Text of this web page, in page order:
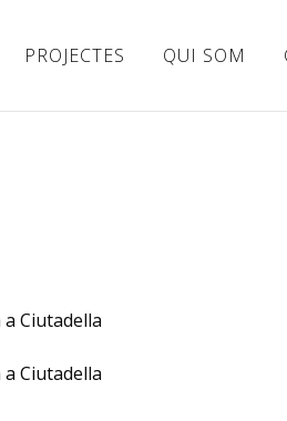
PROJECTES QUI SOM